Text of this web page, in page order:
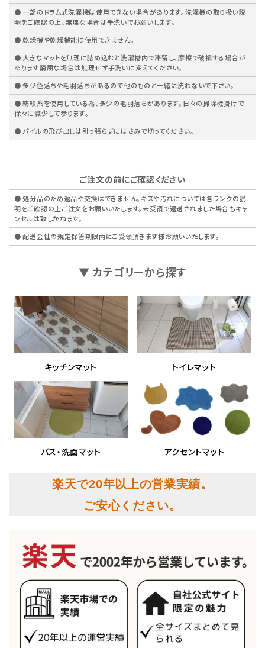
● 一部のドラム式洗濯機は使用できない場合があります。洗濯機の取り扱い説
明をご確認の上、無理な場合は手洗いでお願いします。
● 乾燥機や乾燥機能は使用できません。
● 大きなマットを無理に詰め込むと洗濯槽内で滞留し、摩擦で破損する場合が
あります窮屈な場合は無理せず手洗いに変えてください。
● 多少色落ちや毛羽落ちがあるので他のものと一緒に洗わないで下さい。
● 紡績糸を使用している為、多少の毛羽落ちがあります。日々の掃除機掛けで
徐々に減少して参ります。
● パイルの飛び出しは引っ張らずにはさみで切ってください。
ご注文の前にご確認ください
● 処分品のため返品や交換はできません。キズや汚れについては各ランクの説
明をご確認の上ご注文をお願いいたします。未受領で返送されました場合もキャ
ンセルは致しかねます。
● 配送会社の規定保管期限内にご受領頂きます様お願いいたします。
▼ カテゴリーから探す
キッチンマット トイレマット
バス・洗面マット アクセントマット
楽天で20年以上の営業実績。
ご安心ください。